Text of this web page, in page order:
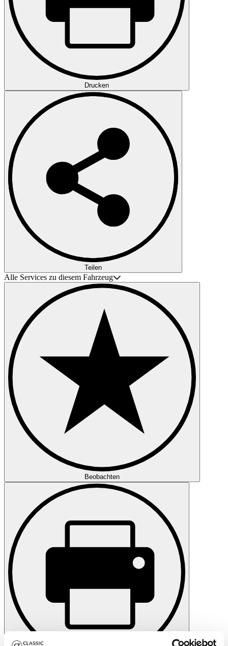
Drucken
Teilen
Alle Services zu diesem Fahrzeug
Beobachten